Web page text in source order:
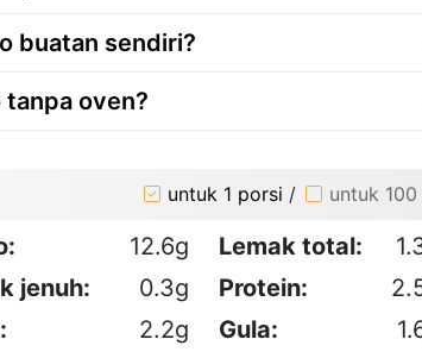
buatan sendiri?
oven?
untuk 1 porsi / untuk 100
12.6g Lemak total:
jenuh:
0.3g Protein:
2.2g Gula: